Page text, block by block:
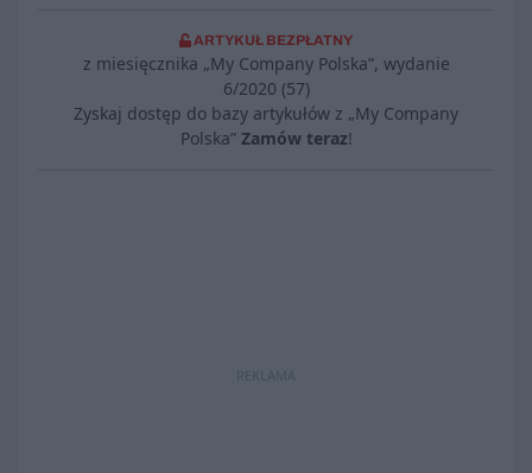
ARTYKUŁ BEZPŁATNY
z miesięcznika „My Company Polska”, wydanie
6/2020 (57)
Zyskaj dostęp do bazy artykułów z „My Company
Polska” Zamów teraz!
REKLAMA